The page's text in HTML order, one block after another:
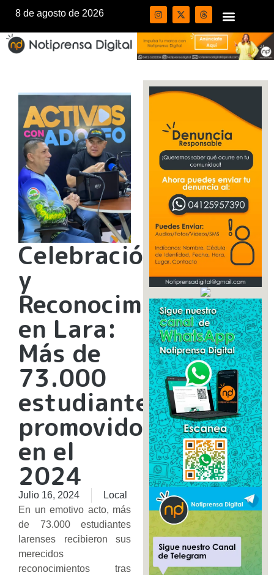
8 de agosto de 2026
Celebración
y
Reconocimientos
en Lara:
Más de
73.000
estudiantes
promovidos
en el
2024
Julio 16, 2024
Local
En un emotivo acto, más
de 73.000 estudiantes
larenses recibieron sus
merecidos
reconocimientos tras